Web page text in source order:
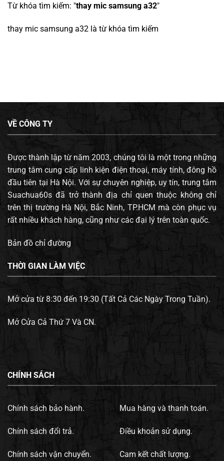
Từ khóa tìm kiếm: "thay mic samsung a32"
thay mic samsung a32 là từ khóa tìm kiếm
VỀ CÔNG TY
Được thành lập từ năm 2003, chúng tôi là một trong những
trung tâm cung cấp linh kiện điện thoại, máy tính, đông hồ
đầu tiên tại Hà Nội. Với sự chuyên nghiệp, uy tín, trung tâm
Suachua60s đã trở thành địa chỉ quen thuộc không chỉ
trên thị trường Hà Nội, Bắc Ninh, TP.HCM mà còn phục vụ
rất nhiều khách hàng, cũng như các đại lý trên toàn quốc.
Bản đồ chỉ đường
THỜI GIAN LÀM VIỆC
Mở cửa từ 8:30 đến 19:30 (Tất Cả Các Ngày Trong Tuần).
Mở Cửa Cả Thứ 7 Và CN.
CHÍNH SÁCH
Chính sách bảo hành.
Chính sách đổi trả.
Chính sách vận chuyển.
Mua hàng và thanh toán.
Điều khoản sử dụng.
Cam kết chất lượng.